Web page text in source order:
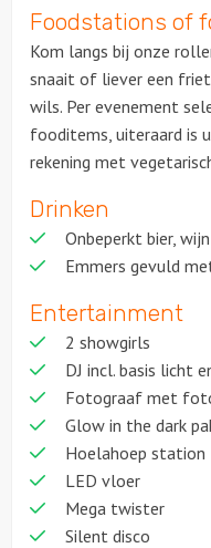
Foodstations of
Kom langs bij onze
snaait of liever een
wils. Per evenement
fooditems, uiteraard is
rekening met
Drinken
Onbeperkt bier,
Emmers gevuld
Entertainment
2 showgirls
DJ incl. basis licht
Fotograaf met
Glow in the dark
Hoelahoep station
LED vloer
Mega twister
Silent disco